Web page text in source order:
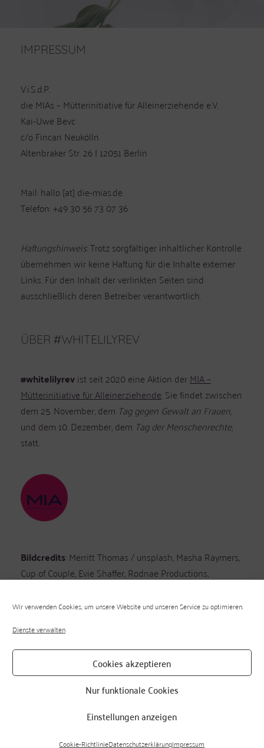
Wir verwenden Cookies, um unsere Website und unseren Service zu optimieren.
Dienste verwalten
Cookies akzeptieren
Nur funktionale Cookies
Einstellungen anzeigen
Cookie-RichtlinieDatenschutzerklärungImpressum
IMPRESSUM
V.i.S.d.P.
die MIAs – Mütterinitiative für Alleinerziehende e.V.
Kai-Uwe Bevc
c/o Fincan Neukölln
Altenbraker Str. 26 | 12051 Berlin
Mail: hallo [at] die-mias.de
Telefon: +49 30 56 73 07 36
Haftungshinweis: Trotz sorgfältiger inhaltlicher Kontrolle
übernehmen wir keine Haftung für die Inhalte externer
Links. Für den Inhalt der verlinkten Seiten sind
ausschließlich deren Betreiber verantwortlich.
ÜBER #WHITELILYREV
#whitelilyrevist seit 2020 eine Aktion der MIA –
Mütterinitiative für Alleinerziehende. Sie findet zwischen
dem 25. November, dem Tag gegen Gewalt an Frauen,
und dem 10. Dezember, dem Tag der Menschenrechte,
statt.
Bildcredits: Merritt Thomas / unsplash, Masha Raymers,
Cup of Couple, Evie Shaffer, Rodnae Productions,
Presse Datenschutzerklärung
© 2020-2021 |whitelilyrev
proudly brought to you by